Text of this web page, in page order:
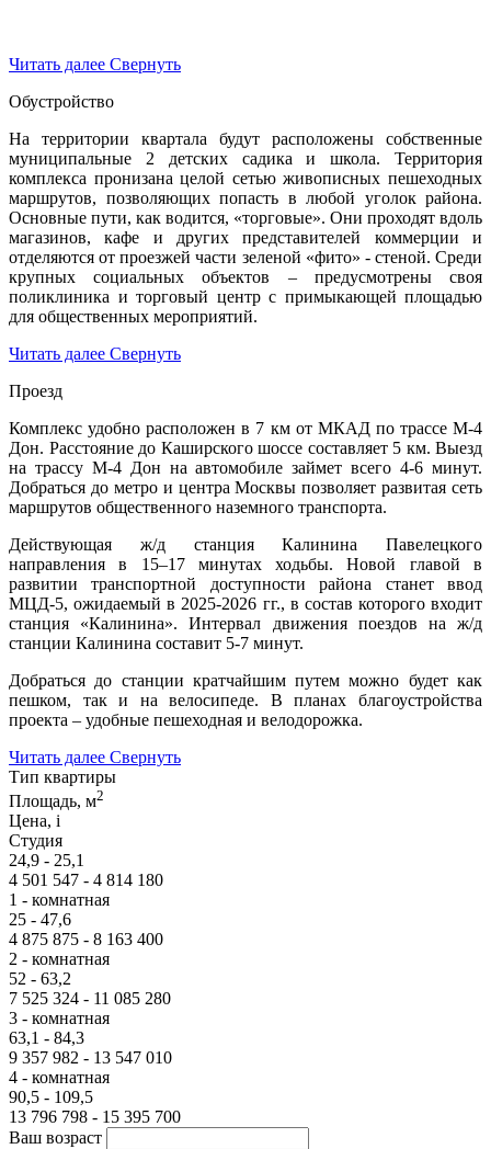
Читать далее Свернуть
Обустройство
На территории квартала будут расположены собственные
муниципальные 2 детских садика и школа. Территория
комплекса пронизана целой сетью живописных пешеходных
маршрутов, позволяющих попасть в любой уголок района.
Основные пути, как водится, «торговые». Они проходят вдоль
магазинов, кафе и других представителей коммерции и
отделяются от проезжей части зеленой «фито» - стеной. Среди
крупных социальных объектов – предусмотрены своя
поликлиника и торговый центр с примыкающей площадью
для общественных мероприятий.
Читать далее Свернуть
Проезд
Комплекс удобно расположен в 7 км от МКАД по трассе М-4
Дон. Расстояние до Каширского шоссе составляет 5 км. Выезд
на трассу М-4 Дон на автомобиле займет всего 4-6 минут.
Добраться до метро и центра Москвы позволяет развитая сеть
маршрутов общественного наземного транспорта.
Действующая ж/д станция Калинина Павелецкого
направления в 15–17 минутах ходьбы. Новой главой в
развитии транспортной доступности района станет ввод
МЦД-5, ожидаемый в 2025-2026 гг., в состав которого входит
станция «Калинина». Интервал движения поездов на ж/д
станции Калинина составит 5-7 минут.
Добраться до станции кратчайшим путем можно будет как
пешком, так и на велосипеде. В планах благоустройства
проекта – удобные пешеходная и велодорожка.
Читать далее Свернуть
Тип квартиры
Площадь, м2
Цена, i
Студия
24,9 - 25,1
4 501 547 - 4 814 180
1 - комнатная
25 - 47,6
4 875 875 - 8 163 400
2 - комнатная
52 - 63,2
7 525 324 - 11 085 280
3 - комнатная
63,1 - 84,3
9 357 982 - 13 547 010
4 - комнатная
90,5 - 109,5
13 796 798 - 15 395 700
Ваш возраст